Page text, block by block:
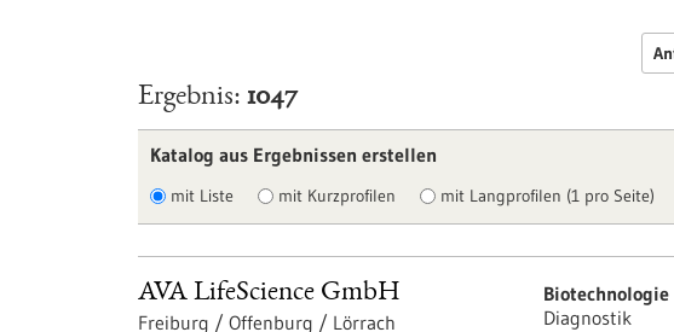
Ergebnis 1047
Katalog aus Ergebnissen erstellen
mit Liste mit Kurzprofilen mit Langprofilen (1 pro Seite)
AVA LifeScience GmbH
Freiburg / Offenburg / Lörrach
Biotechnologie
Diagnostik